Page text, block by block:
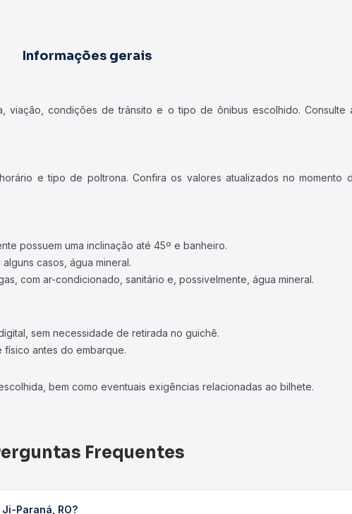
Informações gerais
condições de trânsito e o tipo de ônibus escolhido. Consulte
e tipo de poltrona. Confira os valores atualizados no momento
possuem uma inclinação até 45º e banheiro.
casos, água mineral.
com ar-condicionado, sanitário e, possivelmente, água mineral.
sem necessidade de retirada no guichê.
antes do embarque.
bem como eventuais exigências relacionadas ao bilhete.
Frequentes
Paraná, RO?